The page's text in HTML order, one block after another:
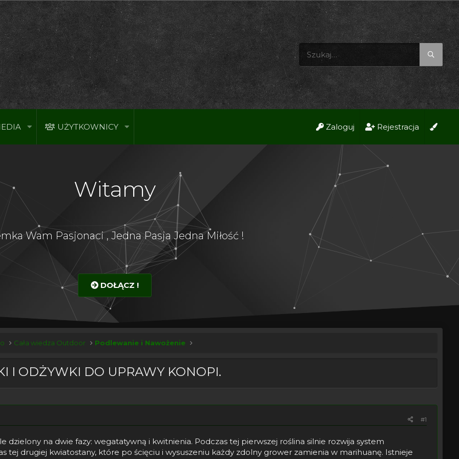
UŻYTKOWNICY Zaloguj Rejestracja
Witamy
Wam Pasjonaci , Jedna Pasja Jedna Miłość !
DOŁĄCZ !
Cała wiedza Outdoor Podlewanie i Nawożenie
I ODŻYWKI DO UPRAWY KONOPI.
#1
dzielony na dwie fazy: wegatatywną i kwitnienia. Podczas tej pierwszej roślina silnie rozwija system
tej drugiej kwiatostany, które po ścięciu i wysuszeniu każdy zdolny grower zamienia w marihuanę. Istnieje